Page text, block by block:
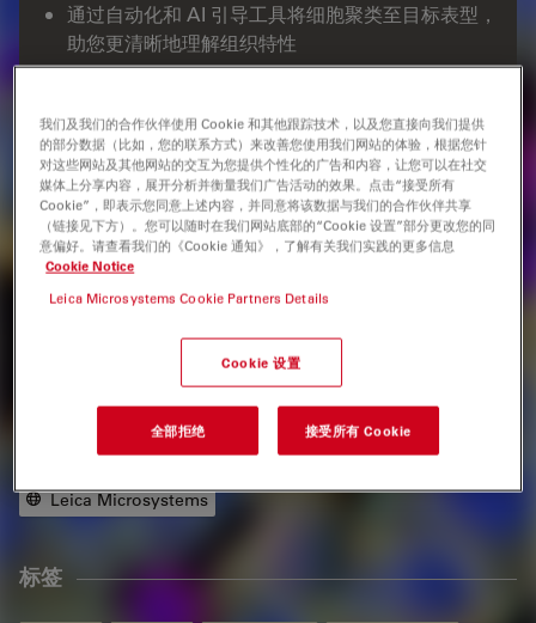
通过自动化和 AI 引导工具将细胞聚类至目标表型，
助您更清晰地理解组织特性
网络研讨会
Corporate Communications
Leica Microsystems
标签
我们及我们的合作伙伴使用 Cookie 和其他跟踪技术，以及您直接向我们提供
的部分数据（比如，您的联系方式）来改善您使用我们网站的体验，根据您针
对这些网站及其他网站的交互为您提供个性化的广告和内容，让您可以在社交
媒体上分享内容，展开分析并衡量我们广告活动的效果。点击“接受所有
Cookie”，即表示您同意上述内容，并同意将该数据与我们的合作伙伴共享
（链接见下方）。您可以随时在我们网站底部的“Cookie 设置”部分更改您的同
意偏好。请查看我们的《Cookie 通知》，了解有关我们实践的更多信息
Cookie Notice
Leica Microsystems Cookie Partners Details
Cookie 设置
全部拒绝 接受所有 Cookie